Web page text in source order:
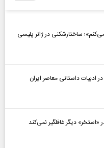
ساختارشکنی در ژانر پلیسی
ادبیات داستانی معاصر ایران
دیگر غافلگیر نمی‌کند